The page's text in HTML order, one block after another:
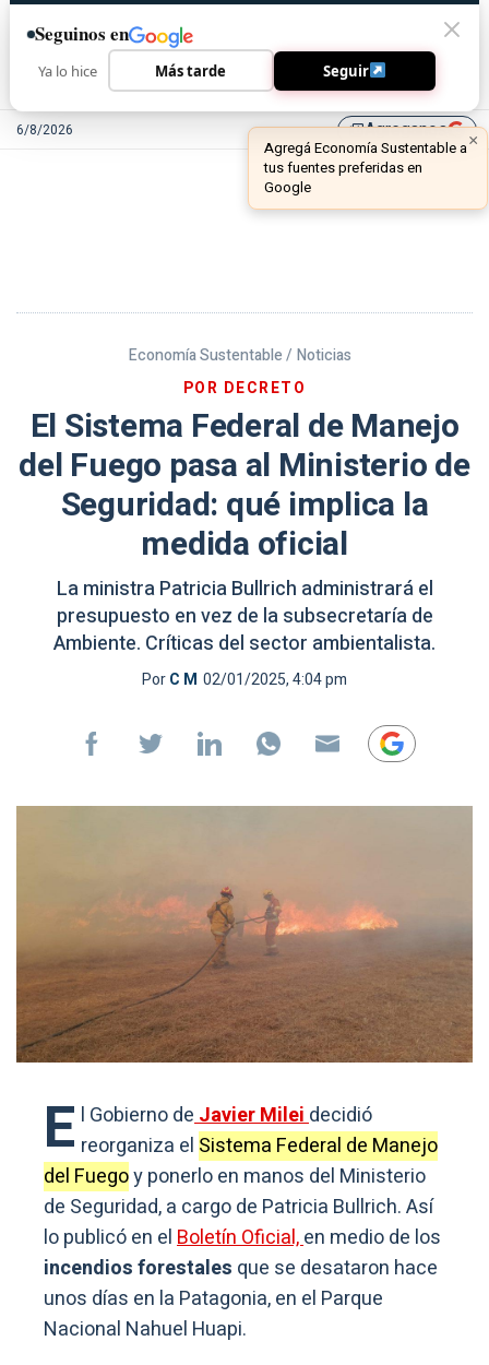
6/8/2026 library_addAgreganos
Economía Sustentable / Noticias
POR DECRETO
El Sistema Federal de Manejo
del Fuego pasa al Ministerio de
Seguridad: qué implica la
medida oficial
La ministra Patricia Bullrich administrará el
presupuesto en vez de la subsecretaría de
Ambiente. Críticas del sector ambientalista.
PorC M 02/01/2025, 4:04 pm
E l Gobierno deJavier Mileidecidió
reorganiza el Sistema Federal de Manejo
del Fuegoy ponerlo en manos del Ministerio
de Seguridad, a cargo de Patricia Bullrich. Así
lo publicó en elBoletín Oficial,en medio de los
incendios forestales que se desataron hace
unos días en la Patagonia, en el Parque
Nacional Nahuel Huapi.
Seguinos en
Ya lo hice Más tarde Seguir